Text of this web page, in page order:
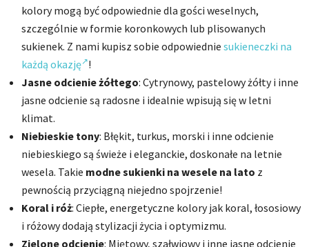
kolory mogą być odpowiednie dla gości weselnych,
szczególnie w formie koronkowych lub plisowanych
sukienek. Z nami kupisz sobie odpowiednie sukieneczki na
każdą okazję !
Jasne odcienie żółtego: Cytrynowy, pastelowy żółty i inne
jasne odcienie są radosne i idealnie wpisują się w letni
klimat.
Niebieskie tony: Błękit, turkus, morski i inne odcienie
niebieskiego są świeże i eleganckie, doskonałe na letnie
wesela. Takie modne sukienki na wesele na lato z
pewnością przyciągną niejedno spojrzenie!
Koral i róż: Ciepłe, energetyczne kolory jak koral, łososiowy
i różowy dodają stylizacji życia i optymizmu.
Zielone odcienie: Miętowy, szałwiowy i inne jasne odcienie